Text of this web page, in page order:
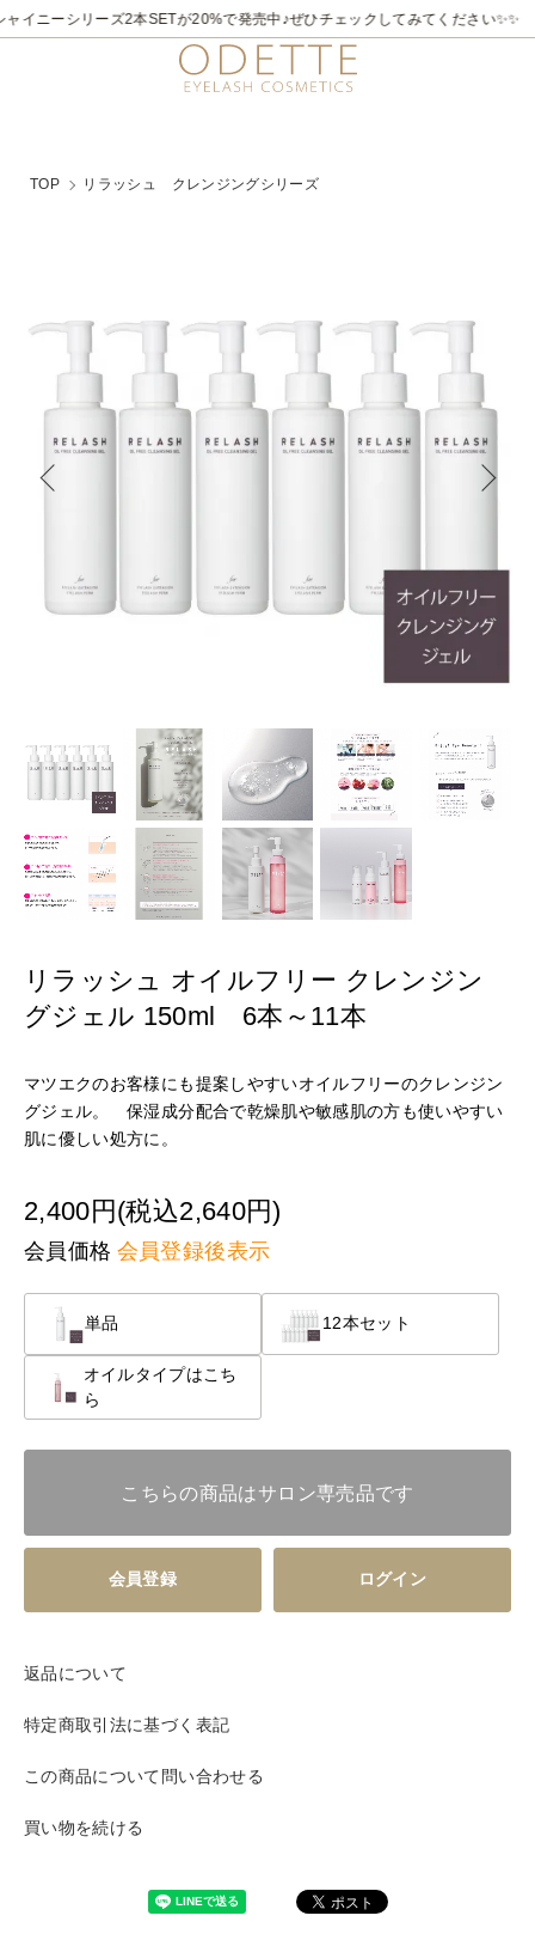
2026/7/21～8/31✨✨煌めく夏。ラメライナーキャンペーン♪ 夏季限定でビ
TOP リラッシュ クレンジングシリーズ
リラッシュ オイルフリー クレンジン
グジェル 150ml 6本～11本
マツエクのお客様にも提案しやすいオイルフリーのクレンジン
グジェル。 保湿成分配合で乾燥肌や敏感肌の方も使いやすい
肌に優しい処方に。
2,400円(税込2,640円)
会員価格 会員登録後表示
単品 12本セット
オイルタイプはこち
ら
こちらの商品はサロン専売品です
会員登録 ログイン
返品について
特定商取引法に基づく表記
この商品について問い合わせる
買い物を続ける